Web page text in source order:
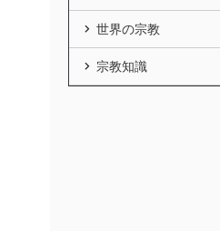
世界の宗教
宗教知識